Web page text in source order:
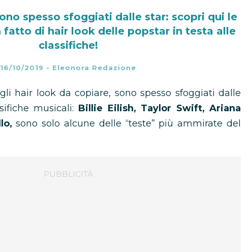
spesso sfoggiati dalle star: scopri qui le
fatto di hair look delle popstar in testa alle
classifiche!
16/10/2019 - Eleonora Redazione
hair look da copiare, sono spesso sfoggiati dalle
musicali: Billie Eilish, Taylor Swift, Ariana
sono solo alcune delle “teste” più ammirate del